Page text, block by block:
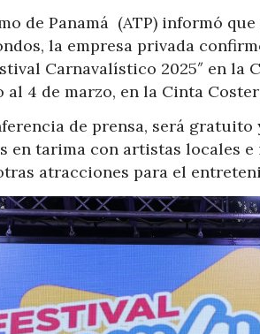
de Panamá (ATP) informó
la empresa privada
Carnavalístico 2025″ en la
4 de marzo, en la Cinta
de prensa, será
en tarima con artistas locales
atracciones para el